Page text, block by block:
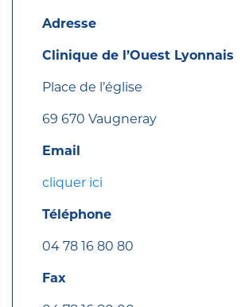
Adresse
Clinique de l’Ouest Lyonnais
Place de l’église
69 670 Vaugneray
Email
cliquer ici
Téléphone
04 78 16 80 80
Fax